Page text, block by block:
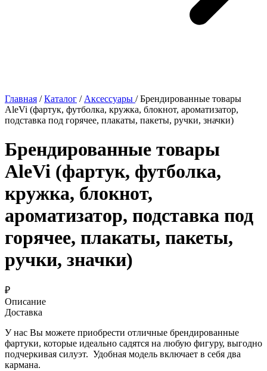
Главная /Каталог / Аксессуары /Брендированные товары
AleVi (фартук, футболка, кружка, блокнот, ароматизатор,
подставка под горячее, плакаты, пакеты, ручки, значки)
Брендированные товары
AleVi (фартук, футболка,
кружка, блокнот,
ароматизатор, подставка под
горячее, плакаты, пакеты,
ручки, значки)
₽
Описание
Доставка
У нас Вы можете приобрести отличные брендированные
фартуки, которые идеально садятся на любую фигуру, выгодно
подчеркивая силуэт. Удобная модель включает в себя два
кармана.